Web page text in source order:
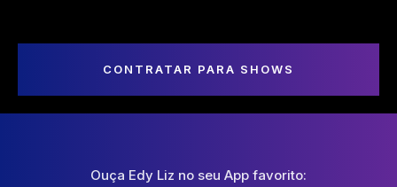
CONTRATAR PARA SHOWS
Ouça Edy Liz no seu App favorito: